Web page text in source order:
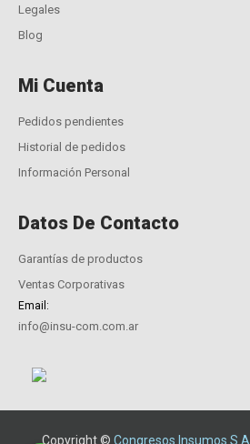
Legales
Blog
Mi Cuenta
Pedidos pendientes
Historial de pedidos
Información Personal
Datos De Contacto
Garantías de productos
Ventas Corporativas
Email:
info@insu-com.com.ar
Copyright © Congresos Insumos S.A.